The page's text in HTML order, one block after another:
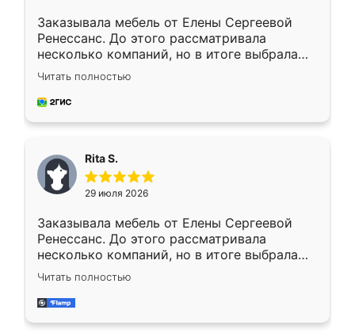
Заказывала мебель от Елены Сергеевой
Ренессанс. До этого рассматривала
несколько компаний, но в итоге выбрала
эту. Сначала обговорили условия, потом
приехал замерщик, всё спокойно объяснил
и снял размеры. Изготовили в срок, с
каких-либо доработок. Качеством осталась
довольна, все выглядит так, как и ожидала.
Читать полностью
Rita S.
29 июля 2026
Заказывала мебель от Елены Сергеевой
Ренессанс. До этого рассматривала
несколько компаний, но в итоге выбрала
эту. Сначала обговорили условия, потом
приехал замерщик, всё спокойно объяснил
и снял размеры. Изготовили в срок, с
Читать полностью